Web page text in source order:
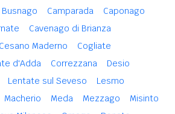
Busnago Camparada
Caponago
Cavenago di Brianza
Cesano Maderno
Cogliate
d'Adda Correzzana
Desio
Lentate sul Seveso
Lesmo
Macherio Meda Mezzago
Misinto